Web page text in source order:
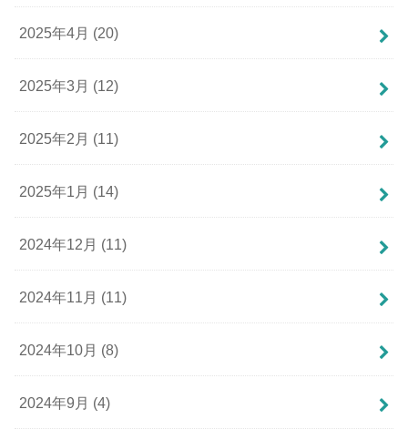
2025年4月 (20)
2025年3月 (12)
2025年2月 (11)
2025年1月 (14)
2024年12月 (11)
2024年11月 (11)
2024年10月 (8)
2024年9月 (4)